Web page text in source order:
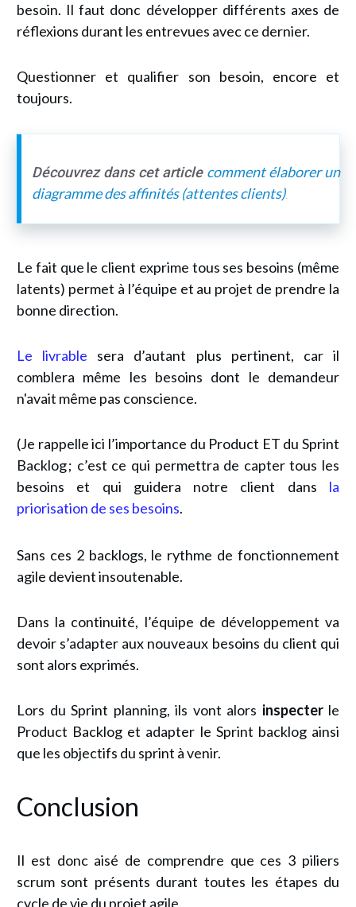
besoin. Il faut donc développer différents axes de
réflexions durant les entrevues avec ce dernier.
Questionner et qualifier son besoin, encore et
toujours.
Découvrez dans cet article comment élaborer un
diagramme des affinités (attentes clients).
Le fait que le client exprime tous ses besoins (même
latents) permet à l’équipe et au projet de prendre la
bonne direction.
Le livrable sera d’autant plus pertinent, car il
comblera même les besoins dont le demandeur
n'avait même pas conscience.
(Je rappelle ici l’importance du Product ET du Sprint
Backlog ; c’est ce qui permettra de capter tous les
besoins et qui guidera notre client dans la
priorisation de ses besoins.
Sans ces 2 backlogs, le rythme de fonctionnement
agile devient insoutenable.
Dans la continuité, l’équipe de développement va
devoir s’adapter aux nouveaux besoins du client qui
sont alors exprimés.
Lors du Sprint planning, ils vont alors inspecter le
Product Backlog et adapter le Sprint backlog ainsi
que les objectifs du sprint à venir.
Conclusion
Il est donc aisé de comprendre que ces 3 piliers
scrum sont présents durant toutes les étapes du
cycle de vie du projet agile.